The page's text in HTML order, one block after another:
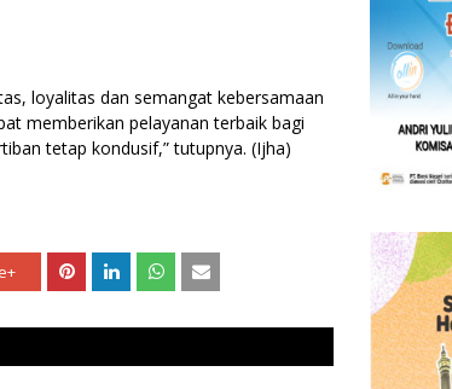
loyalitas dan semangat kebersamaan
memberikan pelayanan terbaik bagi
tetap kondusif,” tutupnya. (Ijha)